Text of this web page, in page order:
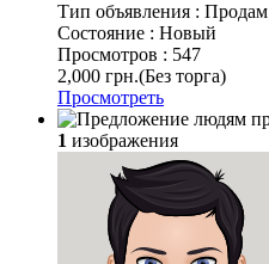
Тип объявления : Продам
Состояние : Новый
Просмотров : 547
2,000 грн.(Без торга)
Просмотреть
1 изображения